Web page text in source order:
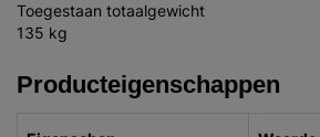
Toegestaan totaalgewicht
135 kg
Producteigenschappen